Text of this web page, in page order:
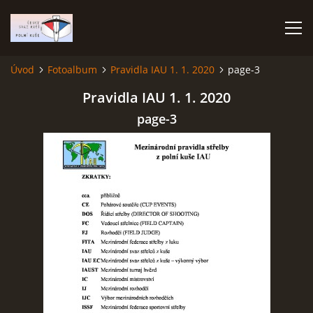
PROPOZICE
VÝSLEDKY ZÁVODŮ
ČESKÝ POHÁR A ČESKÁ LIGA
REPREZENTACE
Úvod Fotoalbum Pravidla IAU 1. 1. 2020 page-3
Pravidla IAU 1. 1. 2020
page-3